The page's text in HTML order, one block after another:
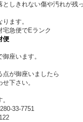
としきれない傷や汚れが残
ます。
宅急便でEランク
便
座います。
点が御座いましたら
下さい。
33-7751